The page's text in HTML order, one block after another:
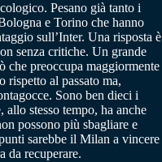
Pesano già tanto i
e Torino che hanno
sull’Inter. Una risposta è
senza critiche. Un grande
che preoccupa maggiormente
rispetto al passato ma,
Sono ben dieci i
allo stesso tempo, ha anche
possono più sbagliare e
sarebbe il Milan a vincere
da recuperare.